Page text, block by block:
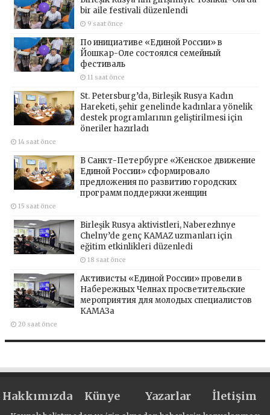
bir aile festivali düzenlendi
9 saat önce
По инициативе «Единой России» в
Йошкар-Оле состоялся семейный
фестиваль
11 saat önce
St. Petersburg’da, Birleşik Rusya Kadın
Hareketi, şehir genelinde kadınlara yönelik
destek programlarının geliştirilmesi için
öneriler hazırladı
14 saat önce
В Санкт-Петербурге «Женское движение
Единой России» сформировало
предложения по развитию городских
программ поддержки женщин
15 saat önce
Birleşik Rusya aktivistleri, Naberezhnye
Chelny’de genç KAMAZ uzmanları için
eğitim etkinlikleri düzenledi
18 saat önce
Активисты «Единой России» провели в
Набережных Челнах просветительские
мероприятия для молодых специалистов
КАМАЗа
20 saat önce
Hakkımızda Künye Yazarlar İletişim